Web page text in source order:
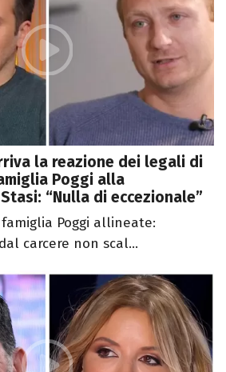
la reazione dei legali di
Poggi alla
“Nulla di eccezionale”
Poggi allineate:
carcere non scal...